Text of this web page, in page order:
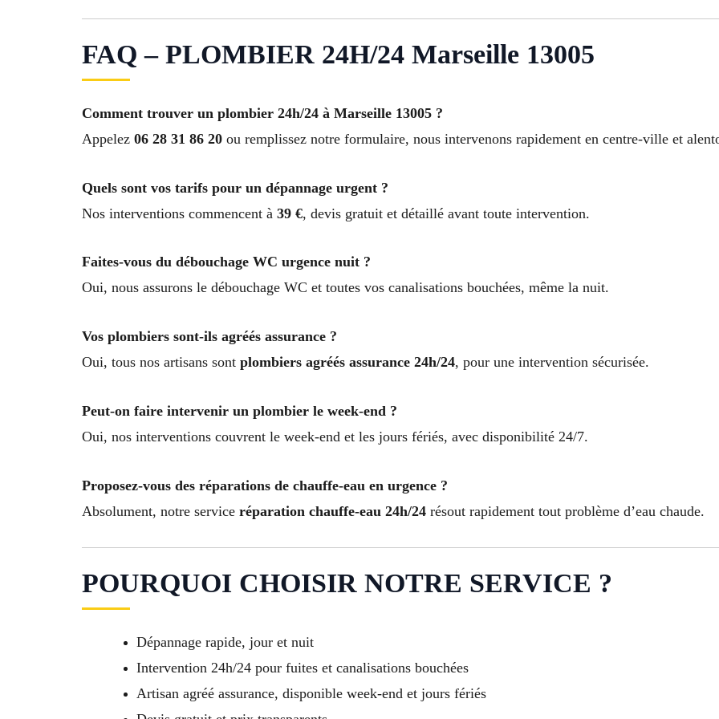
FAQ – PLOMBIER 24H/24 Marseille 13005
Comment trouver un plombier 24h/24 à Marseille 13005 ?
Appelez 06 28 31 86 20 ou remplissez notre formulaire, nous intervenons rapidement en centre-ville et
Quels sont vos tarifs pour un dépannage urgent ?
Nos interventions commencent à 39 €, devis gratuit et détaillé avant toute intervention.
Faites-vous du débouchage WC urgence nuit ?
Oui, nous assurons le débouchage WC et toutes vos canalisations bouchées, même la nuit.
Vos plombiers sont-ils agréés assurance ?
Oui, tous nos artisans sont plombiers agréés assurance 24h/24, pour une intervention sécurisée.
Peut-on faire intervenir un plombier le week-end ?
Oui, nos interventions couvrent le week-end et les jours fériés, avec disponibilité 24/7.
Proposez-vous des réparations de chauffe-eau en urgence ?
Absolument, notre service réparation chauffe-eau 24h/24 résout rapidement tout problème d’eau chaude.
POURQUOI CHOISIR NOTRE SERVICE ?
Dépannage rapide, jour et nuit
Intervention 24h/24 pour fuites et canalisations bouchées
Artisan agréé assurance, disponible week-end et jours fériés